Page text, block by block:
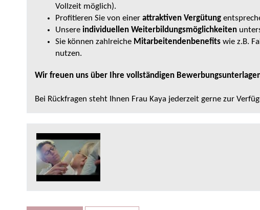
Vollzeit möglich).
Profitieren Sie von einer attraktiven Vergütung
Unsere individuellen Weiterbildungsmöglichkeiten
Sie können zahlreiche Mitarbeitendenbenefits wie z.B.
nutzen.
Wir freuen uns über Ihre vollständigen
Bei Rückfragen steht Ihnen Frau Kaya jederzeit gerne zur